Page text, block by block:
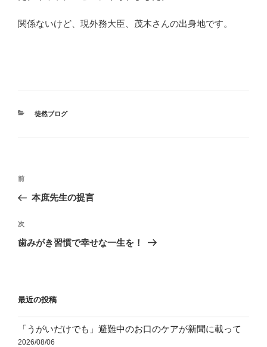
関係ないけど、現外務大臣、茂木さんの出身地です。
カ
徒然ブログ
投
ナ
ビ
ゲ
ン
前
の
稿
前
本庶先生の提言
次
の
次
歯みがき習慣で幸せな一生を！
最近の投稿
「うがいだけでも」避難中のお口のケアが新聞に載って
2026/08/06